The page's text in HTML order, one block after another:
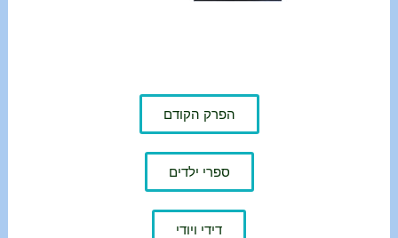
הפרק הקודם
ספרי ילדים
דידי ויודי